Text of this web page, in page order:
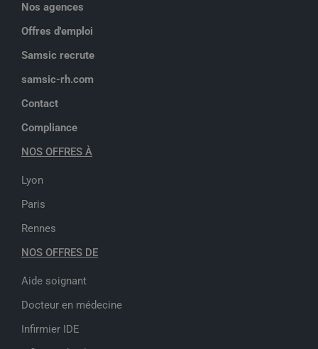
Nos agences
Offres d'emploi
Samsic recrute
samsic-rh.com
Contact
Compliance
NOS OFFRES À
Lyon
Paris
Rennes
NOS OFFRES DE
Aide soignant
Docteur en médecine
Infirmier IDE